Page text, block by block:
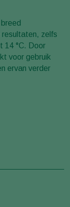
zelfs
14 °C. Door
voor gebruik
ervan verder